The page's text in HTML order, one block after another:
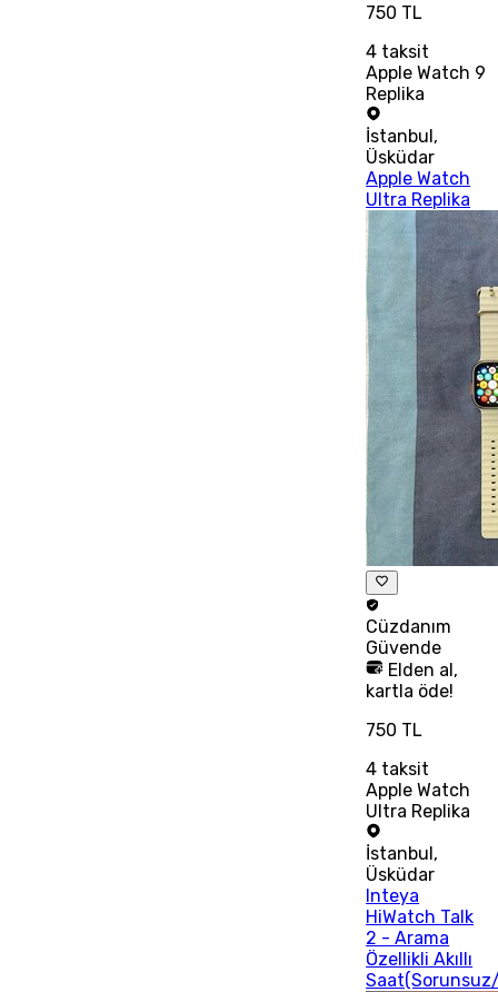
750 TL
4 taksit
Apple Watch 9
Replika
İstanbul,
Üsküdar
Apple Watch
Ultra Replika
Cüzdanım
Güvende
Elden al,
kartla öde!
750 TL
4 taksit
Apple Watch
Ultra Replika
İstanbul,
Üsküdar
Inteya
HiWatch Talk
2 - Arama
Özellikli Akıllı